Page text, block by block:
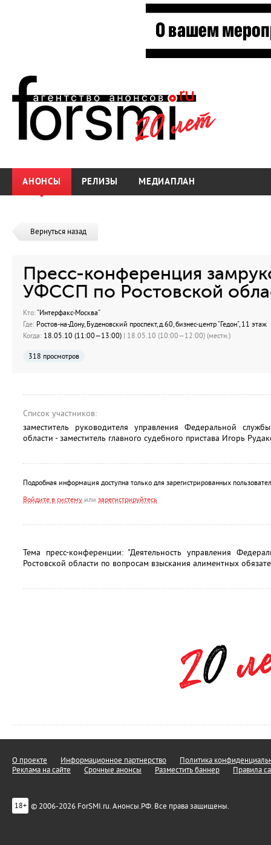
АНОНСЫ РЕЛИЗЫ МЕДИАПЛАН
Вернуться назад
Пресс-конференция
УФССП по Ростовской
Кто: "Интерфакс-Москва"
Где: Ростов-на-Дону, Буденовский проспект, д.60, бизнес-центр "Гедон", 11 этаж
Когда: 18.05.10 (11:00—13:00) | 18.05.10 (10:00—12:00) (местн.)
318 просмотров
Список участников:
заместитель руководителя управления Федеральной
области - заместитель главного судебного пристава Игорь
Подробная информация доступна только для зарегистрированных
Войдите в систему или зарегистрируйтесь
Тема пресс-конференции: "Деятельность управления
Ростовской области по вопросам взыскания алиментных
О проекте Информационное партнерство
Политика
Реклама на сайте
Срочные анонсы Разместить баннер Правила
18+ © 2006-2026 ForSMI.ru. Анонсы.РФ. Все права защищены.